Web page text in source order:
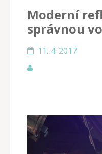
Moderní
správnou
11. 4. 2017